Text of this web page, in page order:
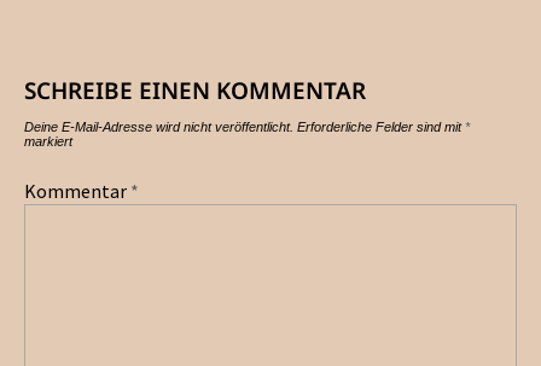
SCHREIBE EINEN KOMMENTAR
Deine E-Mail-Adresse wird nicht veröffentlicht. Erforderliche Felder sind mit*
markiert
Kommentar *